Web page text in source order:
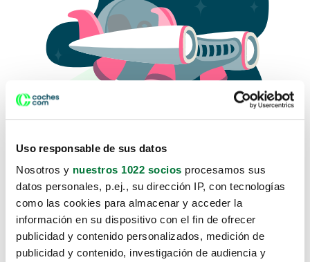
Uso responsable de sus datos
Nosotros y nuestros 1022 socios procesamos sus
datos personales, p.ej., su dirección IP, con tecnologías
como las cookies para almacenar y acceder la
información en su dispositivo con el fin de ofrecer
publicidad y contenido personalizados, medición de
publicidad y contenido, investigación de audiencia y
Lo sentimos, no sabemos como
te hemos traido hasta aquí.